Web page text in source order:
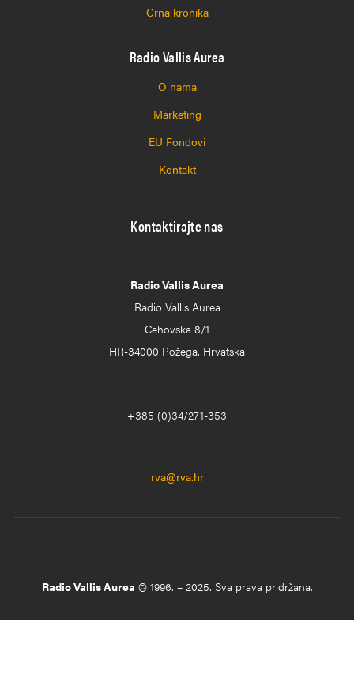
Crna kronika
Radio Vallis Aurea
O nama
Marketing
EU Fondovi
Kontakt
Kontaktirajte nas
Radio Vallis Aurea
Radio Vallis Aurea
Cehovska 8/1
HR-34000 Požega, Hrvatska
+385 (0)34/271-353
rva@rva.hr
Radio Vallis Aurea © 1996. – 2025. Sva prava pridržana.